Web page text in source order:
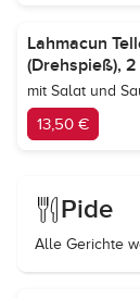
Lahmacun
(Drehspieß),
mit Salat und
13,50 €
Pide
Alle Gerichte